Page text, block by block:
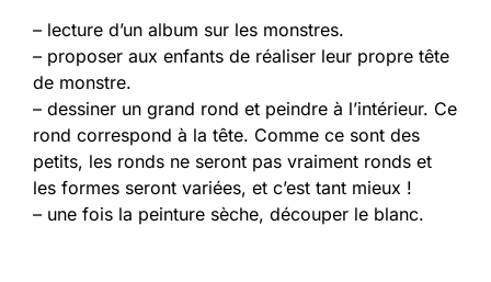
– lecture d’un album sur les monstres.
– proposer aux enfants de réaliser leur propre tête
de monstre.
– dessiner un grand rond et peindre à l’intérieur. Ce
rond correspond à la tête. Comme ce sont des
petits, les ronds ne seront pas vraiment ronds et
les formes seront variées, et c’est tant mieux !
– une fois la peinture sèche, découper le blanc.